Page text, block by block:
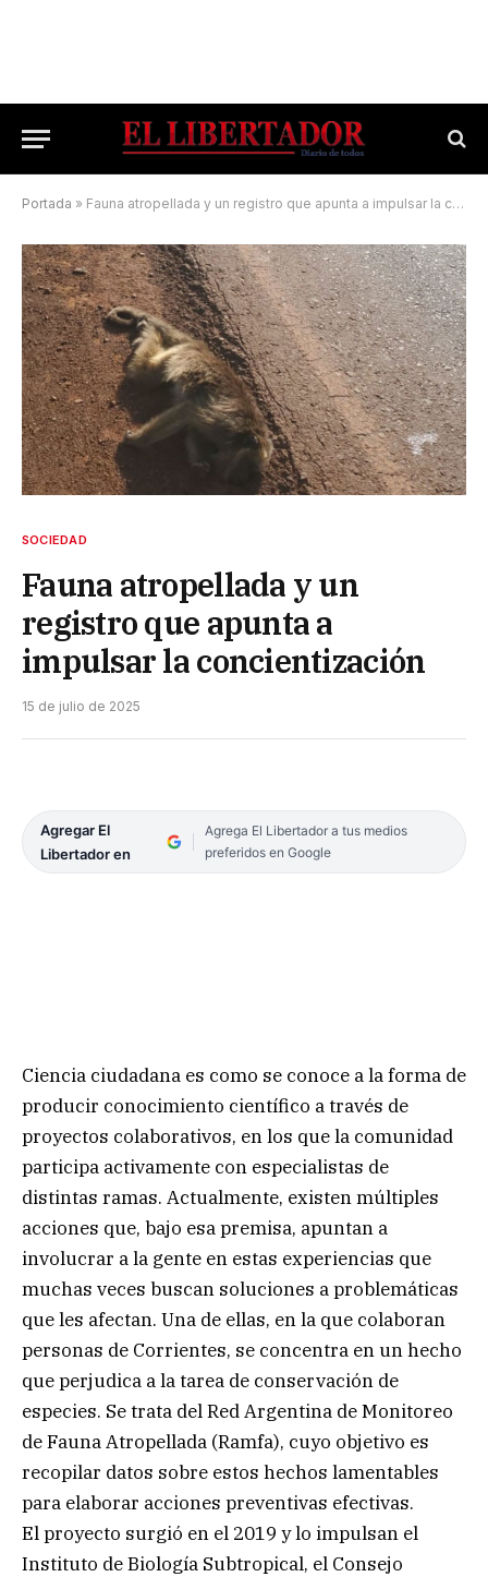
Portada » Fauna atropellada y un registro que apunta a impulsar la concientización
SOCIEDAD
Fauna atropellada y un
registro que apunta a
impulsar la concientización
15 de julio de 2025
Agregar El
Libertador en
Agrega El Libertador a tus medios
preferidos en Google
Ciencia ciudadana es como se conoce a la forma de
producir conocimiento científico a través de
proyectos colaborativos, en los que la comunidad
participa activamente con especialistas de
distintas ramas. Actualmente, existen múltiples
acciones que, bajo esa premisa, apuntan a
involucrar a la gente en estas experiencias que
muchas veces buscan soluciones a problemáticas
que les afectan. Una de ellas, en la que colaboran
personas de Corrientes, se concentra en un hecho
que perjudica a la tarea de conservación de
especies. Se trata del Red Argentina de Monitoreo
de Fauna Atropellada (Ramfa), cuyo objetivo es
recopilar datos sobre estos hechos lamentables
para elaborar acciones preventivas efectivas.
El proyecto surgió en el 2019 y lo impulsan el
Instituto de Biología Subtropical, el Consejo